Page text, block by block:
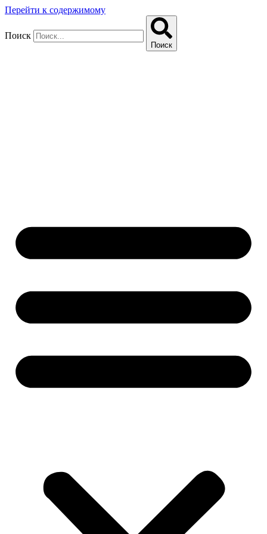
Перейти к содержимому
Поиск
Поиск